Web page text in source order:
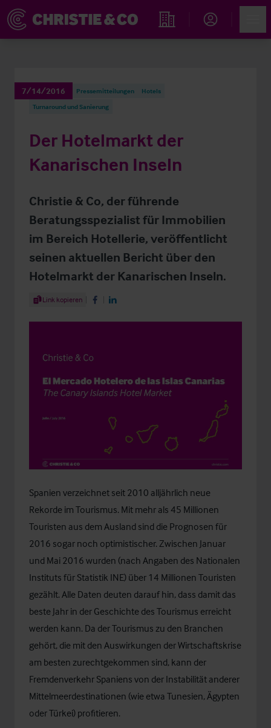
Immobiliensuche
7/14/2016 Pressemitteilungen
Hotels
Turnaround und Sanierung
Der Hotelmarkt der
Kanarischen Inseln
Christie & Co, der führende
Beratungsspezialist für Immobilien
im Bereich Hotellerie, veröffentlicht
seinen aktuellen Bericht über den
Hotelmarkt der Kanarischen Inseln.
Share Article
Link kopieren Share on Facebook
Share on LinkedIn
Spanien verzeichnet seit 2010 alljährlich neue
Rekorde im Tourismus. Mit mehr als 45 Millionen
Touristen aus dem Ausland sind die Prognosen für
2016 sogar noch optimistischer. Zwischen Januar
und Mai 2016 wurden (nach Angaben des Nationalen
Instituts für Statistik INE) über 14 Millionen Touristen
gezählt. Alle Daten deuten darauf hin, dass damit das
beste Jahr in der Geschichte des Tourismus erreicht
werden kann. Da der Tourismus zu den Branchen
gehört, die mit den Auswirkungen der Wirtschaftskrise
am besten zurechtgekommen sind, kann der
Fremdenverkehr Spaniens von der Instabilität anderer
Mittelmeerdestinationen (wie etwa Tunesien, Ägypten
oder Türkei) profitieren.